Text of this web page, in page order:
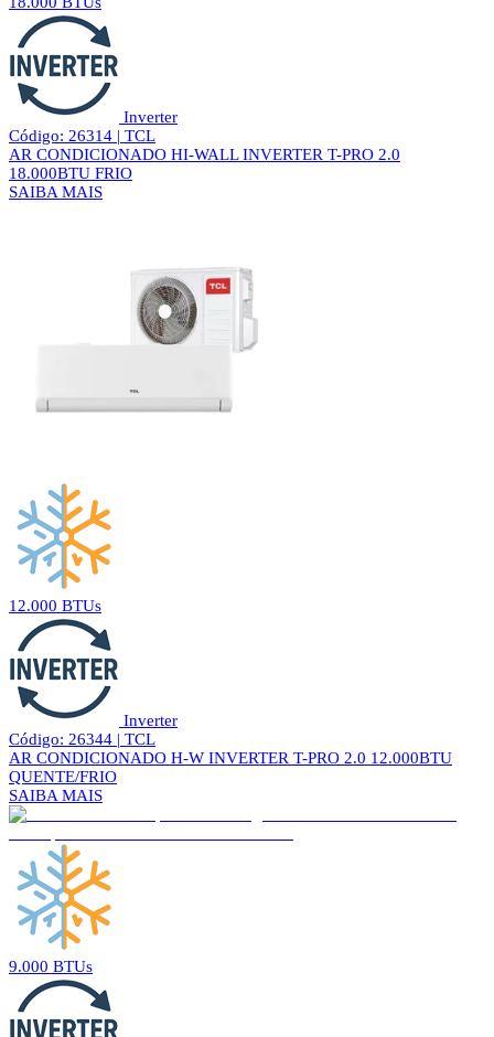
Inverter
Código: 26314 | TCL
AR CONDICIONADO HI-WALL INVERTER T-PRO 2.0
18.000BTU FRIO
SAIBA MAIS
12.000 BTUs
Inverter
Código: 26344 | TCL
AR CONDICIONADO H-W INVERTER T-PRO 2.0 12.000BTU
QUENTE/FRIO
SAIBA MAIS
9.000 BTUs